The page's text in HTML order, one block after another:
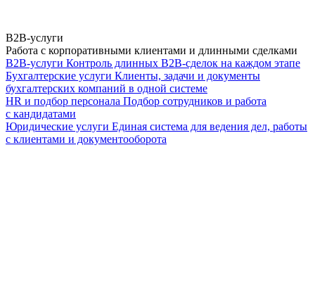
B2B-услуги
Работа с корпоративными клиентами и длинными сделками
B2B-услуги Контроль длинных B2B-сделок на каждом этапе
Бухгалтерские услуги Клиенты, задачи и документы
бухгалтерских компаний в одной системе
HR и подбор персонала Подбор сотрудников и работа
с кандидатами
Юридические услуги Единая система для ведения дел, работы
с клиентами и документооборота